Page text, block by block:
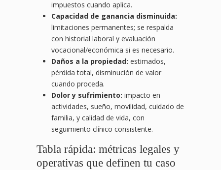
impuestos cuando aplica.
Capacidad de ganancia disminuida:
limitaciones permanentes; se respalda
con historial laboral y evaluación
vocacional/económica si es necesario.
Daños a la propiedad: estimados,
pérdida total, disminución de valor
cuando proceda.
Dolor y sufrimiento: impacto en
actividades, sueño, movilidad, cuidado de
familia, y calidad de vida, con
seguimiento clínico consistente.
Tabla rápida: métricas legales y
operativas que definen tu caso